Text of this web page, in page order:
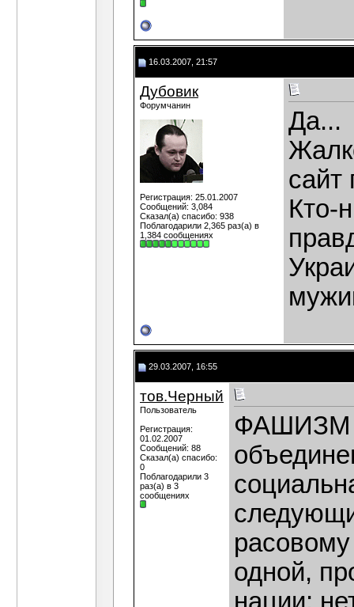
16.03.2007, 21:57
Дубовик
Форумчанин
Регистрация: 25.01.2007
Сообщений: 3,084
Сказал(а) спасибо: 938
Поблагодарили 2,365 раз(а) в
1,384 сообщениях
Да...
сайт
Кто-
29.03.2007, 16:55
тов.Черный
Пользователь
Регистрация:
01.02.2007
Сообщений: 88
Сказал(а) спасибо:
0
Поблагодарили 3
раз(а) в 3
сообщениях
ФАШИЗМ
одной,